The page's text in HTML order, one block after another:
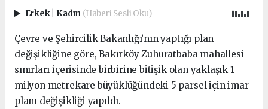
Erkek Kadın (Haberi Sesli Oku)
Çevre ve Şehircilik Bakanlığı’nın yaptığı plan
değişikliğine göre, Bakırköy Zuhuratbaba mahallesi
sınırları içerisinde birbirine bitişik olan yaklaşık 1
milyon metrekare büyüklüğündeki 5 parsel için imar
planı değişikliği yapıldı.